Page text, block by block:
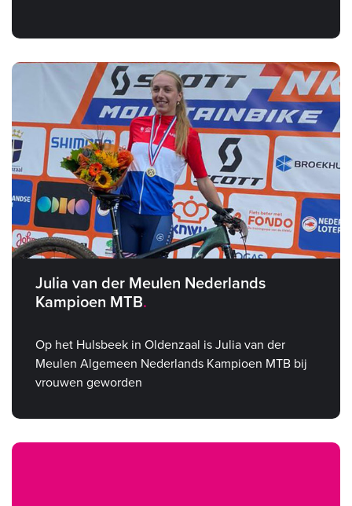
Julia van der Meulen Nederlands
Kampioen MTB
Op het Hulsbeek in Oldenzaal is Julia van der
Meulen Algemeen Nederlands Kampioen MTB bij
vrouwen geworden